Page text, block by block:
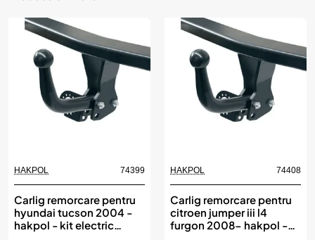
HAKPOL 74399
Carlig remorcare pentru
hyundai tucson 2004 -
hakpol - kit electric
HAKPOL 74408
Carlig remorcare pentru
citroen jumper iii l4
furgon 2008- hakpol -